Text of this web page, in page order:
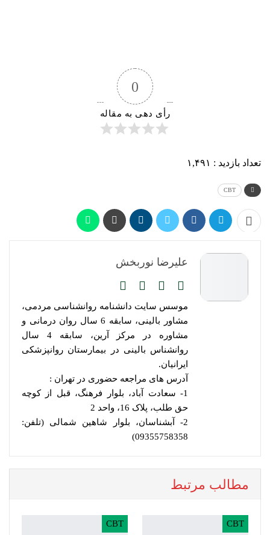
0
رأی دهی به مقاله
تعداد بازدید : ۱,۴۹۱
CBT
علیرضا نوربخش
موسس سایت دانشنامه روانشناسی مردمی،
مشاور بالینی، سابقه 6 سال روان درمانی و
مشاوره در مرکز آرین، سابقه 4 سال
روانشناس بالینی در بیمارستان روانپزشکی
ایرانیان.
آدرس های مراجعه حضوری در تهران :
1- سعادت آباد، بلوار فرهنگ، قبل از کوچه
حق طلب، پلاک 16، واحد 2
2- آبشناسان، بلوار شاهین شمالی (تلفن:
09355758358)
مطالب مرتبط
CBT
CBT